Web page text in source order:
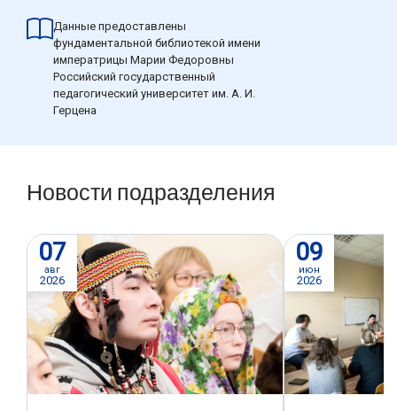
Данные предоставлены
фундаментальной библиотекой имени
императрицы Марии Федоровны
Российский государственный
педагогический университет им. А. И.
Герцена
Новости подразделения
07
авг
2026
09
июн
2026